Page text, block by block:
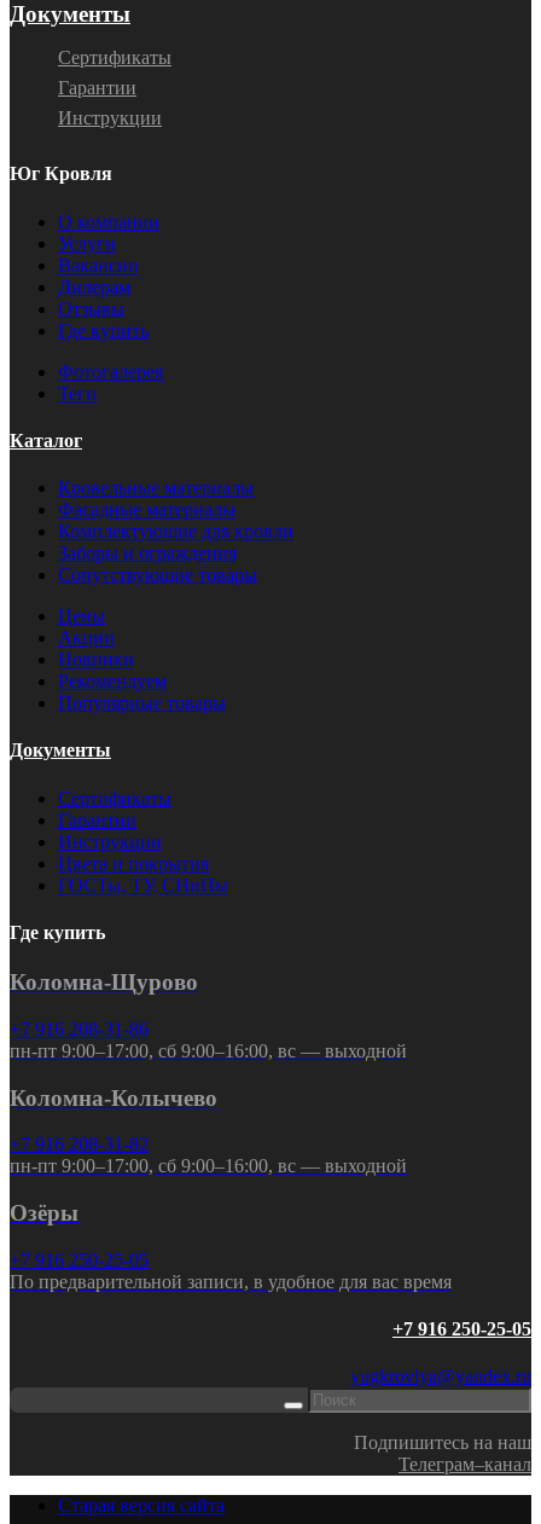
Документы
Сертификаты
Гарантии
Инструкции
Юг Кровля
О компании
Услуги
Вакансии
Дилерам
Отзывы
Где купить
Фотогалерея
Теги
Каталог
Кровельные материалы
Фасадные материалы
Комплектующие для кровли
Заборы и ограждения
Сопутствующие товары
Цены
Акции
Новинки
Рекомендуем
Популярные товары
Документы
Сертификаты
Гарантии
Инструкции
Цвета и покрытия
ГОСТы, ТУ, СНиПы
Где купить
Коломна-Щурово
+7 916 208-31-86
пн-пт 9:00–17:00, сб 9:00–16:00, вс — выходной
Коломна-Колычево
+7 916 208-31-82
пн-пт 9:00–17:00, сб 9:00–16:00, вс — выходной
Озёры
+7 916 250-25-05
По предварительной записи, в удобное для вас время
+7 916 250-25-05
yugkrovlya@yandex.ru
Подпишитесь на наш
Телеграм–канал
Старая версия сайта